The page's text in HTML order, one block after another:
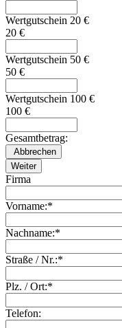
Wertgutschein 20 €
20 €
Wertgutschein 50 €
50 €
Wertgutschein 100 €
100 €
Gesamtbetrag:
Firma
Vorname:*
Nachname:*
Straße / Nr.:*
Plz. / Ort:*
Telefon: